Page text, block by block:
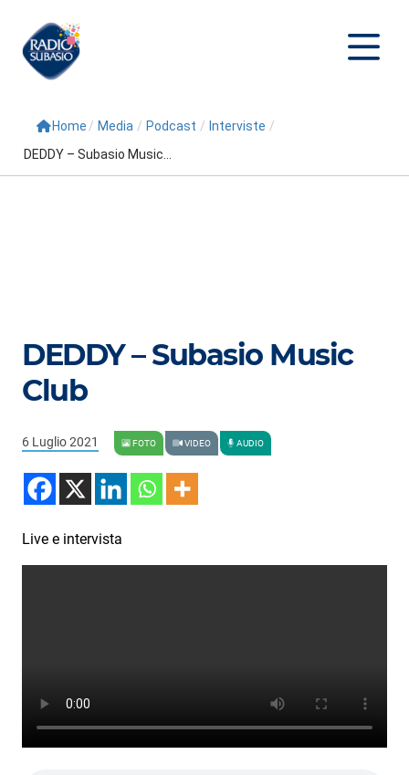
Cerca
Conduttori
Repliche
3xTe
Interviste
Playlist
Novità
Radio Subasio +
Radio Subasio Disco Club
Home / Media / Podcast / Interviste /
DEDDY – Subasio Music...
DEDDY – Subasio Music
Club
6 Luglio 2021 FOTO VIDEO AUDIO
Live e intervista